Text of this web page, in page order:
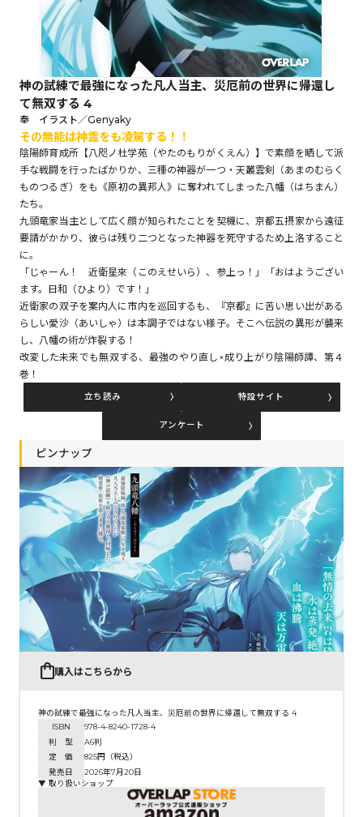
コミックガルド
コミックパルフェ
閉じる
神の試練で最強になった凡人当主、災厄前の世界に帰還し
て無双する 4
奉 イラスト／Genyaky
その無能は神霊をも凌駕する！！
陰陽師育成所【八咫ノ杜学苑（やたのもりがくえん）】で素顔を晒して派
手な戦闘を行ったばかりか、三種の神器が一つ・天叢雲剣（あまのむらく
ものつるぎ）をも《原初の異邦人》に奪われてしまった八幡（はちまん）
たち。
九頭竜家当主として広く顔が知られたことを契機に、京都五摂家から遠征
要請がかかり、彼らは残り二つとなった神器を死守するため上洛すること
に。
「じゃーん！ 近衛星來（このえせいら）、参上っ！」「おはようござい
ます。日和（ひより）です！」
近衛家の双子を案内人に市内を巡回するも、『京都』に苦い思い出がある
らしい愛沙（あいしゃ）は本調子ではない様子。そこへ伝説の異形が襲来
し、八幡の術が炸裂する！
改変した未来でも無双する、最強のやり直し×成り上がり陰陽師譚、第４
巻！
立ち読み 特設サイト
アンケート
ピンナップ
購入はこちらから
神の試練で最強になった凡人当主、災厄前の世界に帰還して無双する 4
ISBN
978-4-8240-1728-4
判 型
A6判
定 価
825円（税込）
発売日
2026年7月20日
▼ 取り扱いショップ